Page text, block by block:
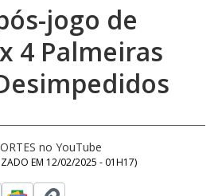
jogo de
4 Palmeiras
no YouTube
EM 12/02/2025 - 01H17)